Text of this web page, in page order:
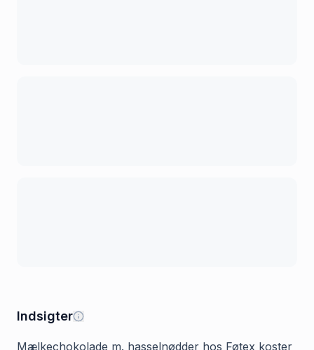
Indsigter
Mælkechokolade m. hasselnødder hos Føtex koster